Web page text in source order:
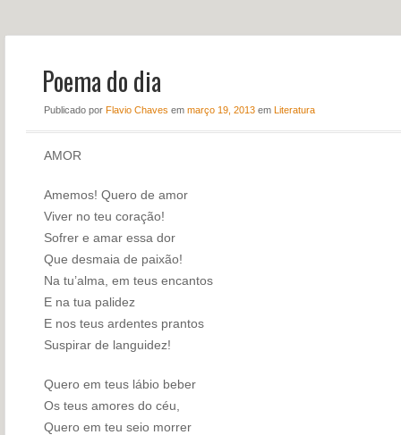
CONTATO
Poema do dia
Publicado por Flavio Chaves em março 19, 2013em Literatura
AMOR
Amemos! Quero de amor
Viver no teu coração!
Sofrer e amar essa dor
Que desmaia de paixão!
Na tu’alma, em teus encantos
E na tua palidez
E nos teus ardentes prantos
Suspirar de languidez!
Quero em teus lábio beber
Os teus amores do céu,
Quero em teu seio morrer